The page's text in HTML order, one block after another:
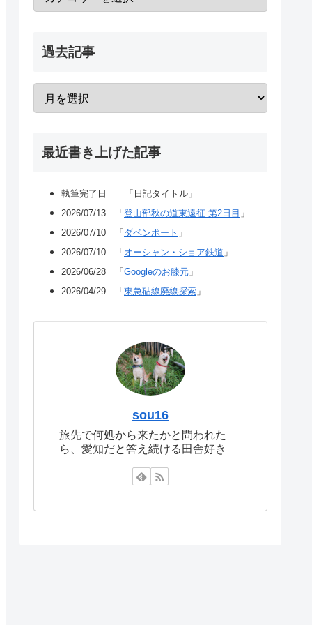
過去記事
最近書き上げた記事
執筆完了日 「日記タイトル」
2026/07/13 「 登山部秋の道東遠征 第2日目 」
2026/07/10 「 ダベンポート 」
2026/07/10 「 オーシャン・ショア鉄道 」
2026/06/28 「 Googleのお膝元 」
2026/04/29 「 東急砧線廃線探索 」
sou16
旅先で何処から来たかと問われた
ら、愛知だと答え続ける田舎好き